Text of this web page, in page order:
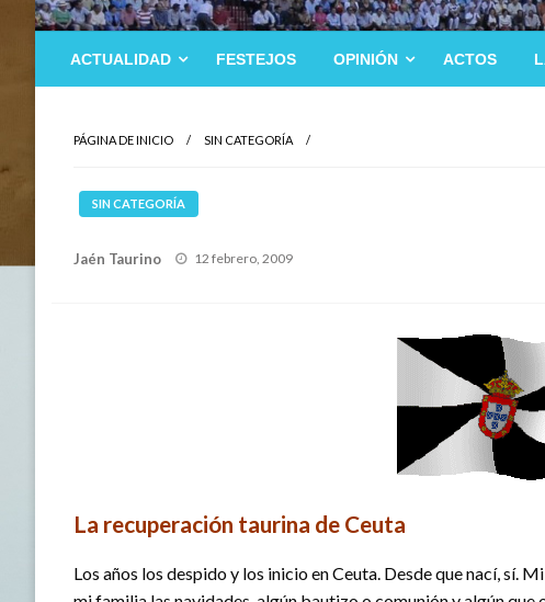
ACTUALIDAD FESTEJOS OPINIÓN ACTOS
PÁGINA DE INICIO SIN CATEGORÍA
SIN CATEGORÍA
Jaén Taurino
Publicado
12 febrero, 2009
La recuperación taurina de Ceuta
Los años los despido y los inicio en Ceuta. Desde que nací, sí.